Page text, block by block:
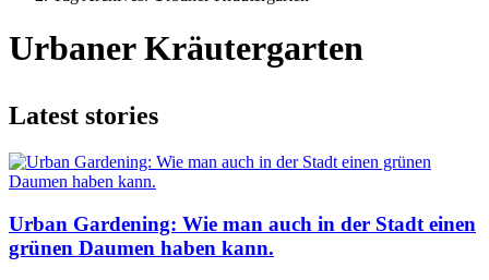
Urbaner Kräutergarten
Latest stories
Urban Gardening: Wie man auch in der Stadt einen
grünen Daumen haben kann.